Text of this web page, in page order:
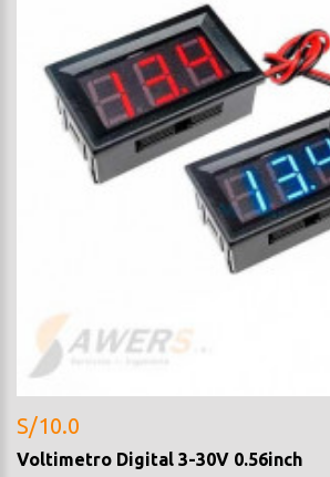
S/10.0
Voltimetro Digital 3-30V 0.56inch